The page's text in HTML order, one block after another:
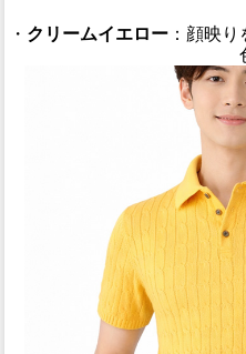
・ クリームイエロー ：顔映